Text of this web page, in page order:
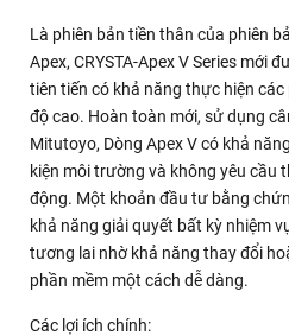
Là phiên bản tiền thân của phiên
Apex, CRYSTA-Apex V Series mới
tiên tiến có khả năng thực hiện
độ cao. Hoàn toàn mới, sử dụng
Mitutoyo, Dòng Apex V có khả
kiện môi trường và không yêu cầu
động. Một khoản đầu tư bằng
khả năng giải quyết bất kỳ nhiệm
tương lai nhờ khả năng thay đổi
phần mềm một cách dễ dàng.
Các lợi ích chính: